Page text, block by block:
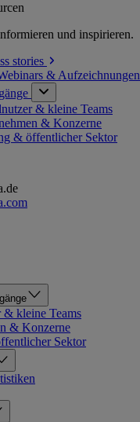
und inspirieren.
stories
& Aufzeichnungen
& kleine Teams
& Konzerne
& öffentlicher Sektor
& kleine Teams
& Konzerne
Sektor